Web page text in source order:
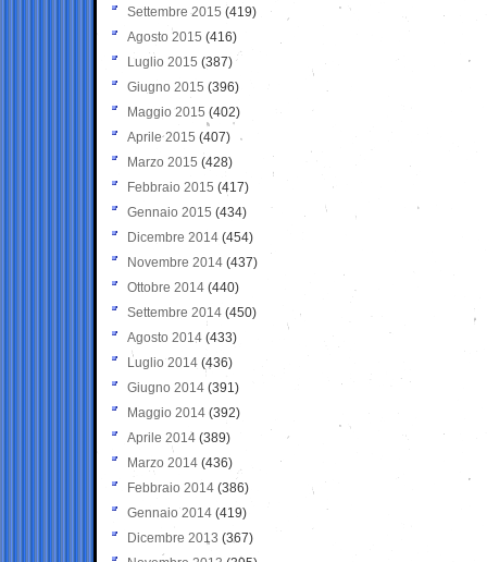
Settembre 2015 (419)
Agosto 2015 (416)
Luglio 2015 (387)
Giugno 2015 (396)
Maggio 2015 (402)
Aprile 2015 (407)
Marzo 2015 (428)
Febbraio 2015 (417)
Gennaio 2015 (434)
Dicembre 2014 (454)
Novembre 2014 (437)
Ottobre 2014 (440)
Settembre 2014 (450)
Agosto 2014 (433)
Luglio 2014 (436)
Giugno 2014 (391)
Maggio 2014 (392)
Aprile 2014 (389)
Marzo 2014 (436)
Febbraio 2014 (386)
Gennaio 2014 (419)
Dicembre 2013 (367)